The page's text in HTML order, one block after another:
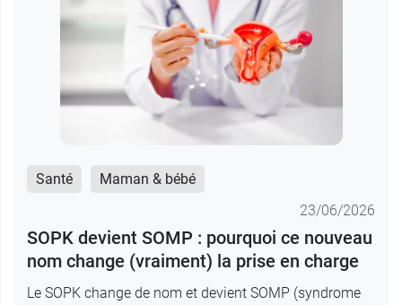
Santé
Maman & bébé
23/06/2026
SOPK devient SOMP : pourquoi ce nouveau
nom change (vraiment) la prise en charge
Le SOPK change de nom et devient SOMP (syndrome